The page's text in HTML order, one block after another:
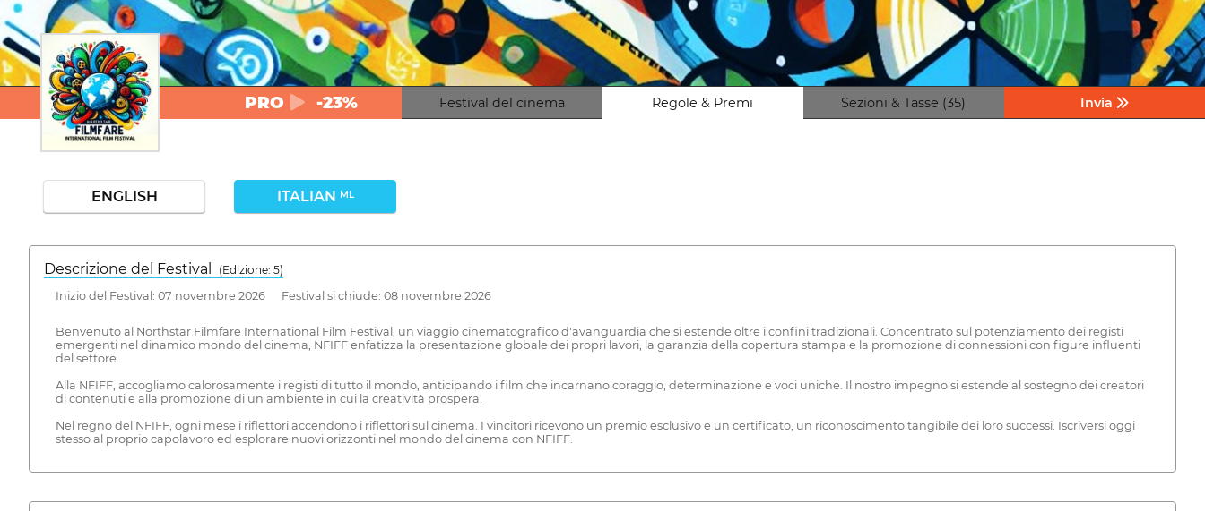
PRO -23% Festival del cinema Regole & Premi Sezioni & Tasse (35) Invia
ENGLISH ITALIAN ML
Descrizione del Festival
( Edizione: 5)
Inizio del Festival: 07 novembre 2026 Festival si chiude: 08 novembre 2026
Benvenuto al Northstar Filmfare International Film Festival, un viaggio cinematografico d'avanguardia che si estende oltre i confini tradizionali. Concentrato sul potenziamento dei registi
emergenti nel dinamico mondo del cinema, NFIFF enfatizza la presentazione globale dei propri lavori, la garanzia della copertura stampa e la promozione di connessioni con figure influenti
del settore.
Alla NFIFF, accogliamo calorosamente i registi di tutto il mondo, anticipando i film che incarnano coraggio, determinazione e voci uniche. Il nostro impegno si estende al sostegno dei creatori
di contenuti e alla promozione di un ambiente in cui la creatività prospera.
Nel regno del NFIFF, ogni mese i riflettori accendono i riflettori sul cinema. I vincitori ricevono un premio esclusivo e un certificato, un riconoscimento tangibile dei loro successi. Iscriversi oggi
stesso al proprio capolavoro ed esplorare nuovi orizzonti nel mondo del cinema con NFIFF.